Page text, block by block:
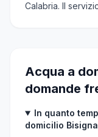
Calabria. Il
Acqua a
domande
In quanto
domicilio